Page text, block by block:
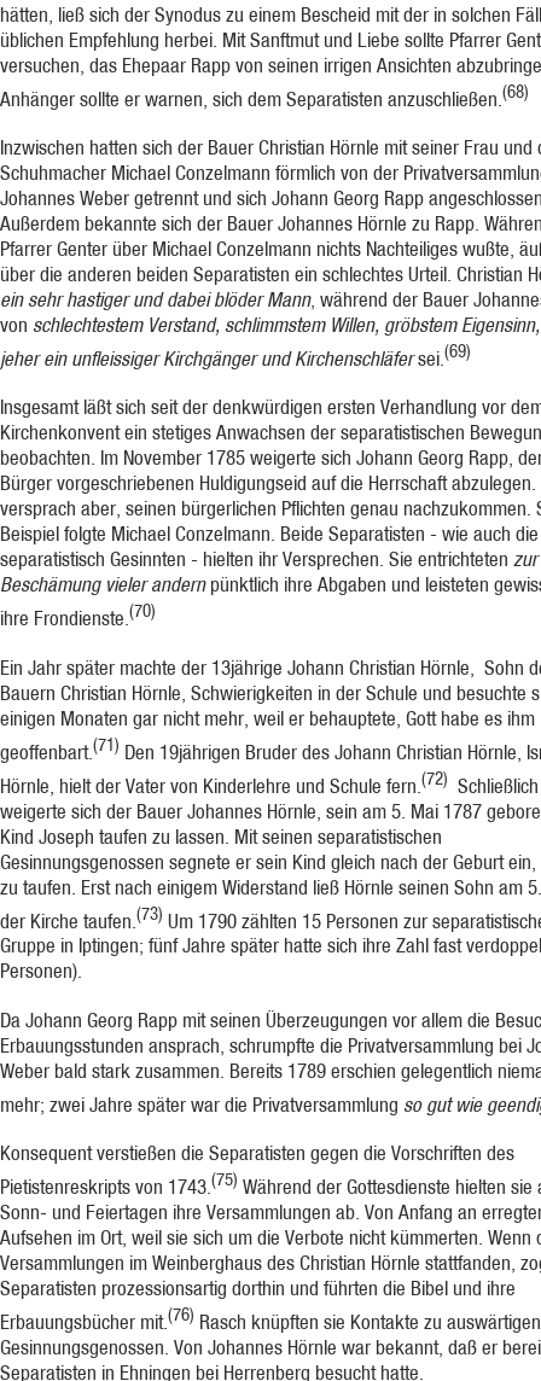
hätten, ließ sich der Synodus zu einem Bescheid mit der in solchen
üblichen Empfehlung herbei. Mit Sanftmut und Liebe sollte Pfarrer
versuchen, das Ehepaar Rapp von seinen irrigen Ansichten
Anhänger sollte er warnen, sich dem Separatisten anzuschließen. (68)
Inzwischen hatten sich der Bauer Christian Hörnle mit seiner Frau und
Schuhmacher Mi­chael Conzelmann förmlich von der
Johannes Weber getrennt und sich Johann Georg Rapp
Außerdem bekannte sich der Bauer Johannes Hörnle zu Rapp.
Pfarrer Genter über Michael Conzelmann nichts Nachteiliges wußte,
über die anderen beiden Separatisten ein schlechtes Urteil. Christian
ein sehr ha­stiger und dabei blöder Mann, während der Bauer
von schlechtestem Ver­stand, schlimmstem Willen, gröbstem
jeher ein unfleissiger Kirchgänger und Kirchenschläfersei. (69)
Insgesamt läßt sich seit der denkwürdigen ersten Verhandlung vor
Kirchenkonvent ein stetiges Anwachsen der separatistischen
beobachten. Im November 1785 weigerte sich Johann Georg Rapp,
Bürger vorgeschriebenen Huldigungseid auf die Herrschaft abzulegen.
versprach aber, seinen bürgerlichen Pflichten genau nachzukommen.
Beispiel folgte Michael Conzelmann. Beide Separatisten - wie auch
separatistisch Gesinnten - hielten ihr Versprechen. Sie entrichteten zur
Beschämung vieler andernpünktlich ihre Abgaben und leisteten
ihre Frondienste.(70)
Ein Jahr später machte der 13jährige Johann Christian Hörnle, Sohn
Bauern Christian Hörnle, Schwierigkeiten in der Schule und besuchte
einigen Monaten gar nicht mehr, weil er behauptete, Gott habe es ihm
geoffenbart.(71) Den 19jährigen Bruder des Johann Christian Hörnle,
Hörnle, hielt der Vater von Kinderlehre und Schule fern. (72) Schließlich
weigerte sich der Bauer Johannes Hörnle, sein am 5. Mai 1787
Kind Joseph taufen zu lassen. Mit seinen separatistischen
Gesinnungsgenossen segnete er sein Kind gleich nach der Geburt
zu taufen. Erst nach einigem Widerstand ließ Hörnle seinen Sohn am
der Kirche taufen. (73) Um 1790 zählten 15 Personen zur
Gruppe in Iptingen; fünf Jahre später hatte sich ihre Zahl fast
Personen).
Da Johann Georg Rapp mit seinen Überzeugungen vor allem die
Erbauungs­stunden ansprach, schrumpfte die Privatversammlung bei
Weber bald stark zusam­men. Bereits 1789 erschien gelegentlich
mehr; zwei Jahre später war die Privatver­sammlung so gut wie
Konsequent verstießen die Separatisten gegen die Vorschriften des
Pietistenreskripts von 1743.(75) Während der Gottesdienste hielten sie
Sonn- und Feiertagen ihre Versammlungen ab. Von Anfang an
Aufsehen im Ort, weil sie sich um die Verbote nicht kümmerten. Wenn
Versammlungen im Weinberghaus des Christian Hörnle stattfanden,
Separatisten prozessionsartig dorthin und führten die Bibel und ihre
Erbauungsbücher mit.(76) Rasch knüpften sie Kontakte zu auswärtigen
Gesinnungsgenossen. Von Johannes Hörnle war bekannt, daß er
Separatisten in Ehningen bei Herrenberg besucht hatte.